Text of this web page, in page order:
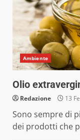
Ambiente
Olio
Redazione 13
Sono sempre di
dei prodotti che